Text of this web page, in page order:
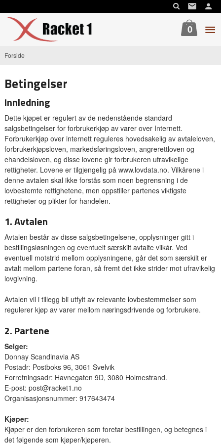
til
innholdet
0
Forside
Betingelser
Innledning
Dette kjøpet er regulert av de nedenstående standard
salgsbetingelser for forbrukerkjøp av varer over Internett.
Forbrukerkjøp over internett reguleres hovedsakelig av avtaleloven,
forbrukerkjøpsloven, markedsføringsloven, angrerettloven og
ehandelsloven, og disse lovene gir forbrukeren ufravikelige
rettigheter. Lovene er tilgjengelig på www.lovdata.no. Vilkårene i
denne avtalen skal ikke forstås som noen begrensning i de
lovbestemte rettighetene, men oppstiller partenes viktigste
rettigheter og plikter for handelen.
1. Avtalen
Avtalen består av disse salgsbetingelsene, opplysninger gitt i
bestillingsløsningen og eventuelt særskilt avtalte vilkår. Ved
eventuell motstrid mellom opplysningene, går det som særskilt er
avtalt mellom partene foran, så fremt det ikke strider mot ufravikelig
lovgivning.
Avtalen vil i tillegg bli utfylt av relevante lovbestemmelser som
regulerer kjøp av varer mellom næringsdrivende og forbrukere.
2. Partene
Selger:
Donnay Scandinavia AS
Postadr: Postboks 96, 3061 Svelvik
Forretningsadr: Havnegaten 9D, 3080 Holmestrand.
E-post: post@racket1.no
Organisasjonsnummer: 917643474
Kjøper:
Kjøper er den forbrukeren som foretar bestillingen, og betegnes i
det følgende som kjøper/kjøperen.